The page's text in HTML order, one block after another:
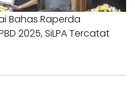
Bahas Raperda
2025, SiLPA Tercatat